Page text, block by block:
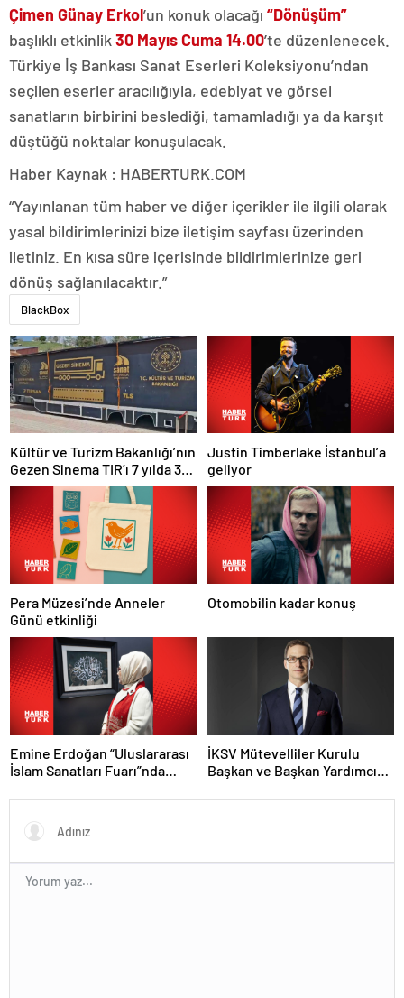
Çimen Günay Erkol’un konuk olacağı “Dönüşüm”
başlıklı etkinlik 30 Mayıs Cuma 14.00’te düzenlenecek.
Türkiye İş Bankası Sanat Eserleri Koleksiyonu’ndan
seçilen eserler aracılığıyla, edebiyat ve görsel
sanatların birbirini beslediği, tamamladığı ya da karşıt
düştüğü noktalar konuşulacak.
Haber Kaynak : HABERTURK.COM
“Yayınlanan tüm haber ve diğer içerikler ile ilgili olarak
yasal bildirimlerinizi bize iletişim sayfası üzerinden
iletiniz. En kısa süre içerisinde bildirimlerinize geri
dönüş sağlanılacaktır.”
BlackBox
Kültür ve Turizm Bakanlığı’nın
Gezen Sinema TIR’ı 7 yılda 358
ilçeye ulaştı
Justin Timberlake İstanbul’a
geliyor
Pera Müzesi’nde Anneler
Günü etkinliği
Otomobilin kadar konuş
Emine Erdoğan “Uluslararası
İslam Sanatları Fuarı”nda
İKSV Mütevelliler Kurulu
Başkan ve Başkan Yardımcısı